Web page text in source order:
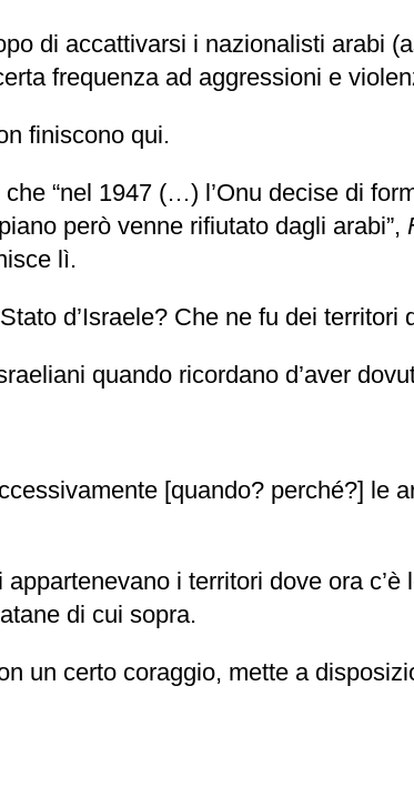
di accattivarsi i nazionalisti arabi
frequenza ad aggressioni e
finiscono qui.
“nel 1947 (…) l’Onu decise di
però venne rifiutato dagli arabi”,
lì.
d’Israele? Che ne fu dei territori
quando ricordano d’aver
[quando? perché?] le
i territori dove ora
di cui sopra.
un certo coraggio, mette a